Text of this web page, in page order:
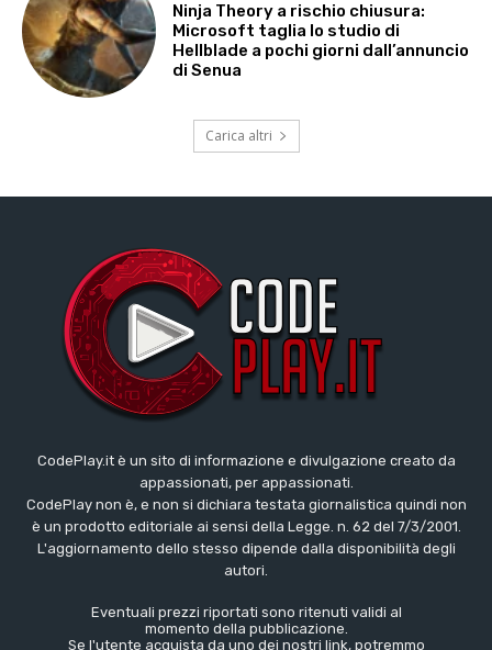
Ninja Theory a rischio chiusura:
Microsoft taglia lo studio di
Hellblade a pochi giorni dall’annuncio
di Senua
Carica altri
CodePlay.it è un sito di informazione e divulgazione creato da
appassionati, per appassionati.
CodePlay non è, e non si dichiara testata giornalistica quindi non
è un prodotto editoriale ai sensi della Legge. n. 62 del 7/3/2001.
L'aggiornamento dello stesso dipende dalla disponibilità degli
autori.
Eventuali prezzi riportati sono ritenuti validi al
momento della pubblicazione.
Se l'utente acquista da uno dei nostri link, potremmo